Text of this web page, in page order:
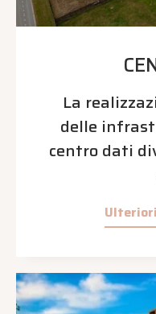
La
delle
centro dati